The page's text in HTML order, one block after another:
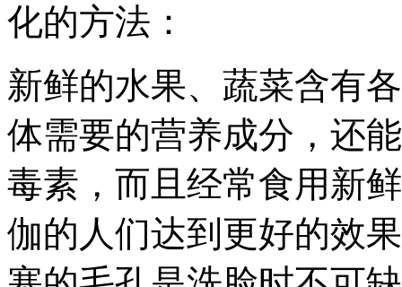
化的方法：
新鲜的水果、蔬菜含有
体需要的营养成分，还
毒素，而且经常食用新
伽的人们达到更好的效